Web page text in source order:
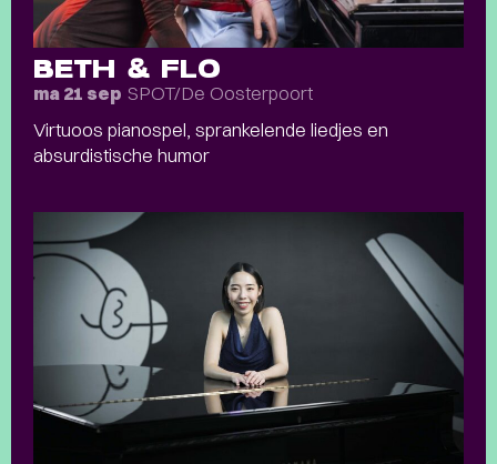
BETH & FLO
ma 21 sep SPOT/De Oosterpoort
Virtuoos pianospel, sprankelende liedjes en
absurdistische humor